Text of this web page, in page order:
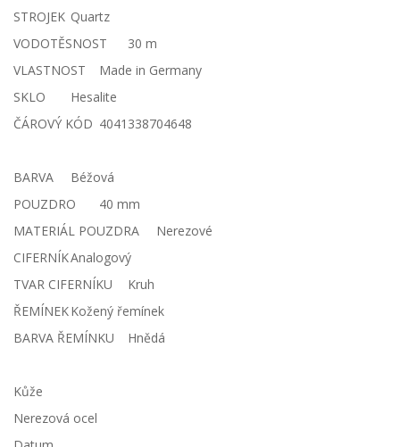
STROJEK Quartz
VODOTĚSNOST
30 m
VLASTNOST
Made in Germany
SKLO
Hesalite
ČÁROVÝ KÓD 4041338704648
BARVA
Béžová
POUZDRO
40 mm
MATERIÁL POUZDRA
Nerezové
CIFERNÍKAnalogový
TVAR CIFERNÍKU
Kruh
ŘEMÍNEKKožený řemínek
BARVA ŘEMÍNKU
Hnědá
Kůže
Nerezová ocel